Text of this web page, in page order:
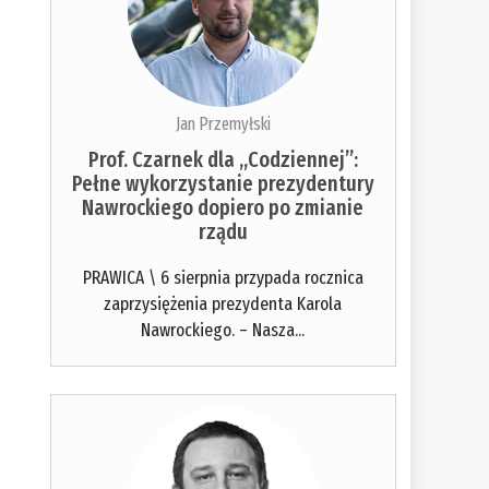
Jan Przemyłski
Prof. Czarnek dla „Codziennej”:
Pełne wykorzystanie prezydentury
Nawrockiego dopiero po zmianie
rządu
PRAWICA \ 6 sierpnia przypada rocznica
zaprzysiężenia prezydenta Karola
Nawrockiego. – Nasza...